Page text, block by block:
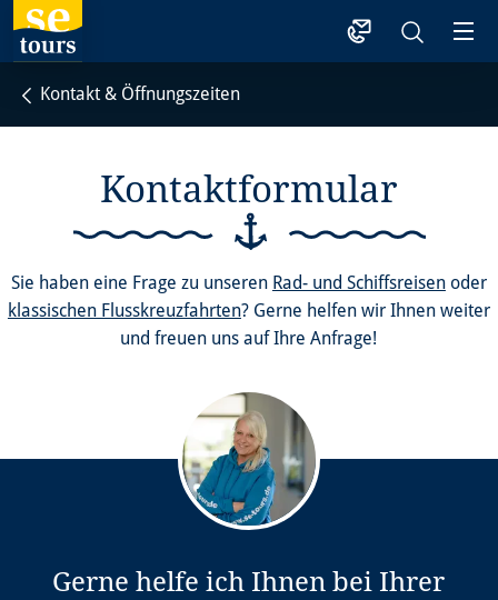
1
Kontakt & Öffnungszeiten
Kontaktformular
Sie haben eine Frage zu unseren Rad- und Schiffsreisenoder
klassischen Flusskreuzfahrten? Gerne helfen wir Ihnen weiter
und freuen uns auf Ihre Anfrage!
Gerne helfe ich Ihnen bei Ihrer